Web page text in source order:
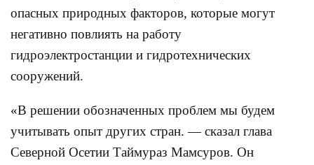
опасных природных факторов, которые могут
негативно повлиять на работу
гидроэлектростанции и гидротехнических
сооружений.
«В решении обозначенных проблем мы будем
учитывать опыт других стран. — сказал глава
Северной Осетии Таймураз Мамсуров. Он